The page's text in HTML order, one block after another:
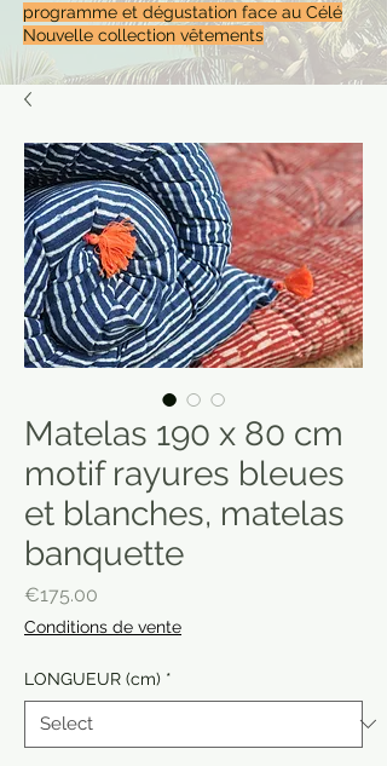
programme et dégustation face au Célé
Nouvelle collection vêtements
Matelas 190 x 80 cm
motif rayures bleues
et blanches, matelas
banquette
€175.00
Conditions de vente
LONGUEUR (cm) *